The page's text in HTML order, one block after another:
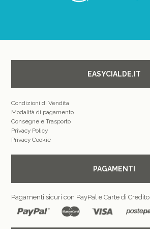
EASYCIALDE.IT
Condizioni di Vendita
Modalità di pagamento
Consegne e Trasporto
Privacy Policy
Privacy Cookie
PAGAMENTI
Pagamenti sicuri con PayPal e Carte di Credito